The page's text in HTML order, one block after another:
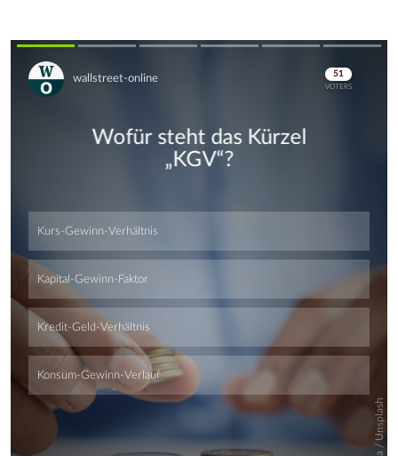
Skip
Skip